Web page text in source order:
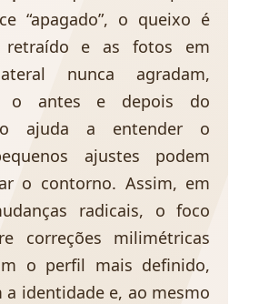
“apagado”, o queixo é
e as fotos em
nunca agradam,
o antes e depois do
ajuda a entender o
ajustes podem
o contorno. Assim, em
radicais, o foco
correções milimétricas
o perfil mais definido,
a identidade e, ao mesmo